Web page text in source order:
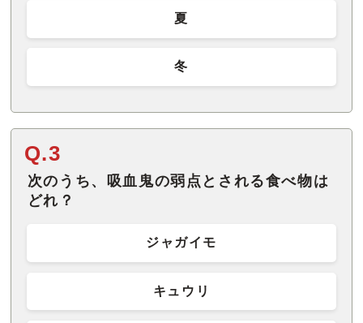
夏
冬
Q.3
次のうち、吸血鬼の弱点とされる食べ物は
どれ？
ジャガイモ
キュウリ